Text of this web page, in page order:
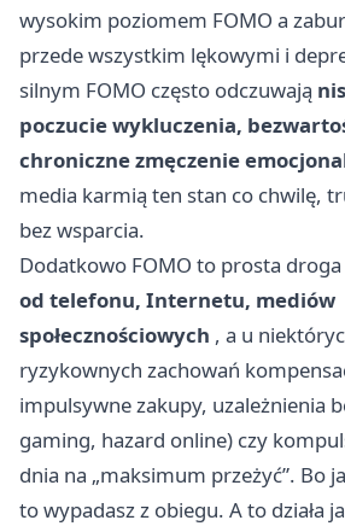
wysokim poziomem FOMO a
przede wszystkim lękowymi i
silnym FOMO często odczuwają
poczucie wykluczenia,
chroniczne zmęczenie
media karmią ten stan co chwilę,
bez wsparcia.
Dodatkowo FOMO to prosta
od telefonu, Internetu, mediów
społecznościowych , a u
ryzykownych zachowań
impulsywne zakupy, uzależnienia
gaming, hazard online) czy
dnia na „maksimum przeżyć”. Bo
to wypadasz z obiegu. A to działa